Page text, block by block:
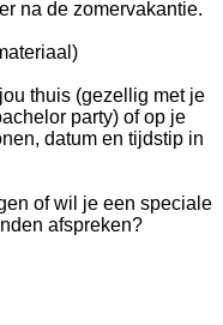
na de zomervakantie.
thuis (gezellig met je
party) of op je
datum en tijdstip in
of wil je een speciale
afspreken?